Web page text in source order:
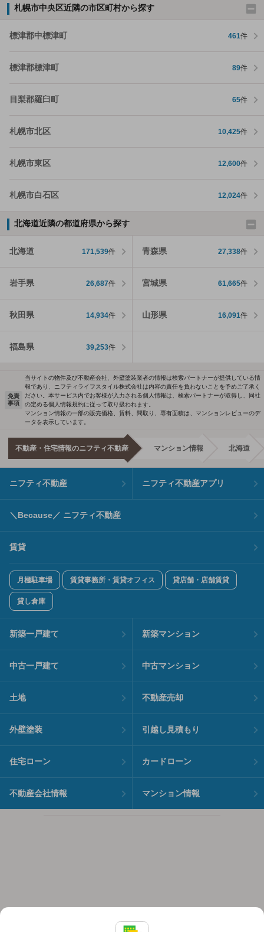
札幌市中央区近隣の市区町村から探す
標津郡中標津町 461件
標津郡標津町 89件
目梨郡羅臼町 65件
札幌市北区 10,425件
札幌市東区 12,600件
札幌市白石区 12,024件
北海道近隣の都道府県から探す
北海道 171,539件 青森県 27,338件
岩手県 26,687件 宮城県 61,665件
秋田県 14,934件 山形県 16,091件
福島県 39,253件
免責
事項
当サイトの物件及び不動産会社、外壁塗装業者の情報は検索パートナーが提供している情
報であり、ニフティライフスタイル株式会社は内容の責任を負わないことを予めご了承く
ださい。本サービス内でお客様が入力される個人情報は、検索パートナーが取得し、同社
の定める個人情報規約に従って取り扱われます。
マンション情報の一部の販売価格、賃料、間取り、専有面積は、マンションレビューのデ
ータを表示しています。
不動産・住宅情報のニフティ不動産 マンション情報 北海道
ニフティ不動産 ニフティ不動産アプリ
＼Because／ ニフティ不動産
賃貸
月極駐車場 賃貸事務所・賃貸オフィス 貸店舗・店舗賃貸
貸し倉庫
新築一戸建て 新築マンション
中古一戸建て 中古マンション
土地 不動産売却
外壁塗装 引越し見積もり
住宅ローン カードローン
不動産会社情報 マンション情報